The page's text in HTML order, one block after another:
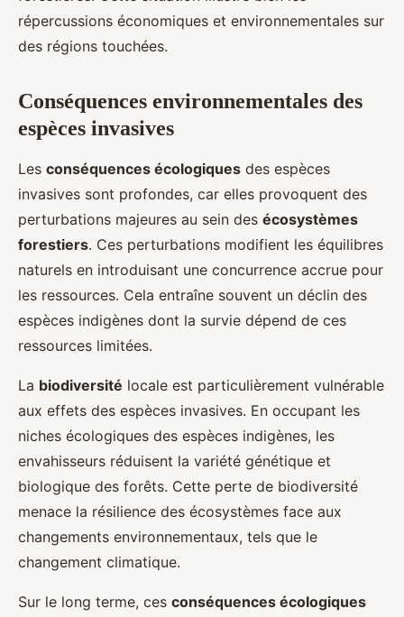
répercussions économiques et environnementales sur
des régions touchées.
Conséquences environnementales des
espèces invasives
Les conséquences écologiques des espèces
invasives sont profondes, car elles provoquent des
perturbations majeures au sein des écosystèmes
forestiers. Ces perturbations modifient les équilibres
naturels en introduisant une concurrence accrue pour
les ressources. Cela entraîne souvent un déclin des
espèces indigènes dont la survie dépend de ces
ressources limitées.
La biodiversité locale est particulièrement vulnérable
aux effets des espèces invasives. En occupant les
niches écologiques des espèces indigènes, les
envahisseurs réduisent la variété génétique et
biologique des forêts. Cette perte de biodiversité
menace la résilience des écosystèmes face aux
changements environnementaux, tels que le
changement climatique.
Sur le long terme, ces conséquences écologiques